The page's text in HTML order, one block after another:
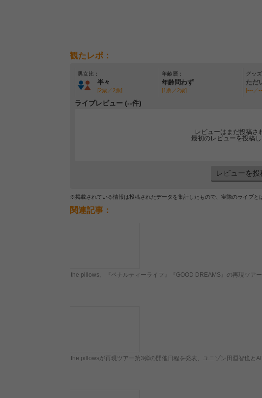
観たレポ：
男女比：
半々
[2票／2票]
年齢層：
年齢問わず
[1票／2票]
グッ
ただ
[---／
ライブレビュー (--件)
レビューはまだ投稿さ
最初のレビューを投稿
レビューを投
※掲載されている情報は投稿されたデータを集計したもので、実際のライブと
関連記事：
the pillows、『ペナルティーライフ』『GOOD DREAMS』の再現ツア
the pillowsが再現ツアー第3弾の開催日程を発表、ユニゾン田淵智也と